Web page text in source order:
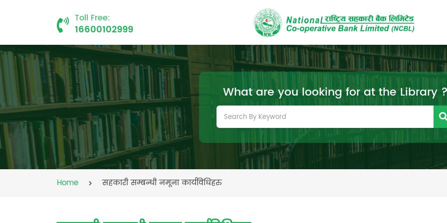
Toll Free:
16600102999
What are you looking for at the Library
Home सहकारी सम्बन्धी नमूना कार्यविधिहरु